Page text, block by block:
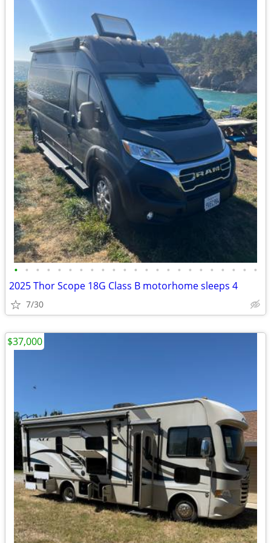
• • • • • • • • • • • • • • • • • • • • • • •
2025 Thor Scope 18G Class B motorhome sleeps 4
7/30
$37,000